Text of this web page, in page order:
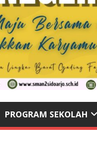
PROGRAM SEKOLAH